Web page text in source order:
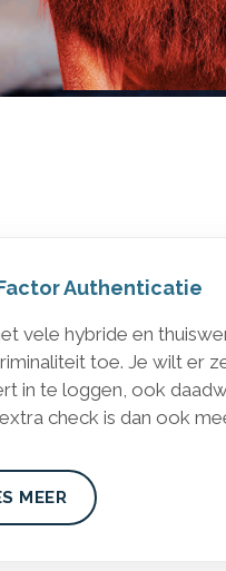
Authenticatie
vele hybride en
toe. Je wilt er
in te loggen, ook
check is dan ook
MEER